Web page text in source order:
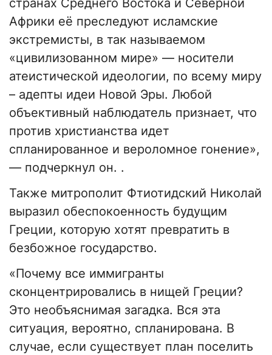
странах Среднего Востока и Северной
Африки её преследуют исламские
экстремисты, в так называемом
«цивилизованном мире» — носители
атеистической идеологии, по всему миру
– адепты идеи Новой Эры. Любой
объективный наблюдатель признает, что
против христианства идет
спланированное и вероломное гонение»,
— подчеркнул он. .
Также митрополит Фтиотидский Николай
выразил обеспокоенность будущим
Греции, которую хотят превратить в
безбожное государство.
«Почему все иммигранты
сконцентрировались в нищей Греции?
Это необъяснимая загадка. Вся эта
ситуация, вероятно, спланирована. В
случае, если существует план поселить